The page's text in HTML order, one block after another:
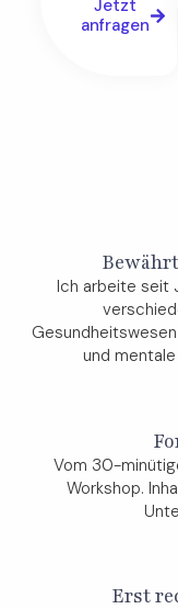
Jetzt
anfragen
Ich arbeite seit
und
Vom 30-
Workshop.
Erst